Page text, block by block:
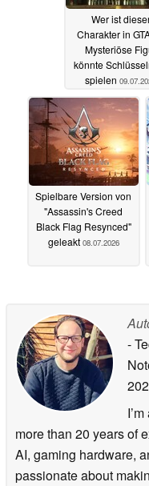
Wer ist
Charakter in
Mysteriöse
könnte
spielen
Spielbare Version von
"Assassin's Creed
Black Flag Resynced"
geleakt 08.07.2026
-
more than 20 years of
AI, gaming hardware,
passionate about